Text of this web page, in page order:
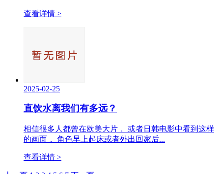
查看详情 >
2025-02-25
直饮水离我们有多远？
相信很多人都曾在欧美大片， 或者日韩电影中看到这样
的画面， 角色早上起床或者外出回家后...
查看详情 >